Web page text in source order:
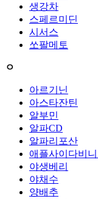
생강차
스페르미딘
시서스
쏘팔메토
ㅇ
아르기닌
아스타잔틴
알부민
알파CD
알파리포산
애플사이다비니
야생베리
야채수
양배추